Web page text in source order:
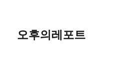
오후의레포트